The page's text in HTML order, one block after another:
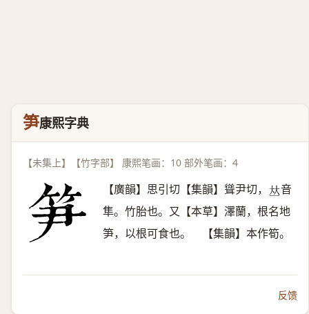
笋康熙字典
【未集上】【竹字部】 康熙笔画：10 部外笔画：4
【廣韻】思引切【集韻】聳尹切， 𠀤音
隼。竹胎也。又【本草】澤蘭，根名地
笋，以根可食也。 【集韻】本作筍。
反馈